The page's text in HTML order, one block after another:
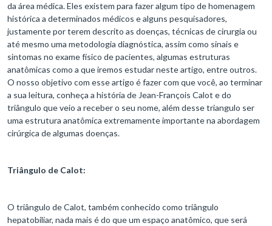
da área médica. Eles existem para fazer algum tipo de homenagem
histórica a determinados médicos e alguns pesquisadores,
justamente por terem descrito as doenças, técnicas de cirurgia ou
até mesmo uma metodologia diagnóstica, assim como sinais e
sintomas no exame físico de pacientes, algumas estruturas
anatômicas como a que iremos estudar neste artigo, entre outros.
O nosso objetivo com esse artigo é fazer com que você, ao terminar
a sua leitura, conheça a história de Jean-François Calot e do
triângulo que veio a receber o seu nome, além desse triangulo ser
uma estrutura anatômica extremamente importante na abordagem
cirúrgica de algumas doenças.
Triângulo de Calot:
O triângulo de Calot, também conhecido como triângulo
hepatobiliar, nada mais é do que um espaço anatômico, que será